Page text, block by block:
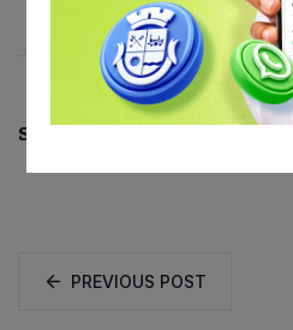
Share This:
PREVIOUS POST